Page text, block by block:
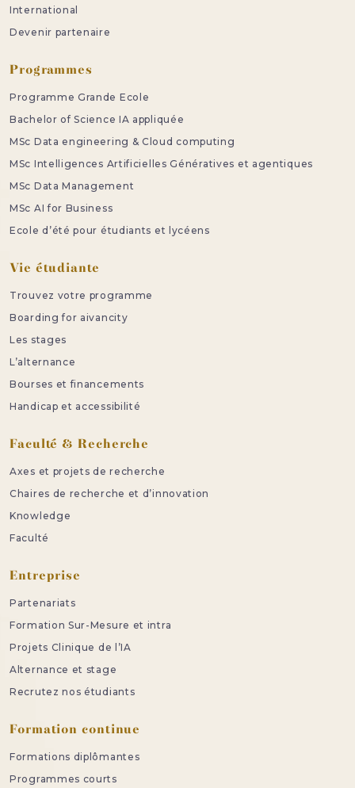
International
Devenir partenaire
Programmes
Programme Grande Ecole
Bachelor of Science IA appliquée
MSc Data engineering & Cloud computing
MSc Intelligences Artificielles Génératives et agentiques
MSc Data Management
MSc AI for Business
Ecole d’été pour étudiants et lycéens
Vie étudiante
Trouvez votre programme
Boarding for aivancity
Les stages
L’alternance
Bourses et financements
Handicap et accessibilité
Faculté & Recherche
Axes et projets de recherche
Chaires de recherche et d’innovation
Knowledge
Faculté
Entreprise
Partenariats
Formation Sur-Mesure et intra
Projets Clinique de l’IA
Alternance et stage
Recrutez nos étudiants
Formation continue
Formations diplômantes
Programmes courts